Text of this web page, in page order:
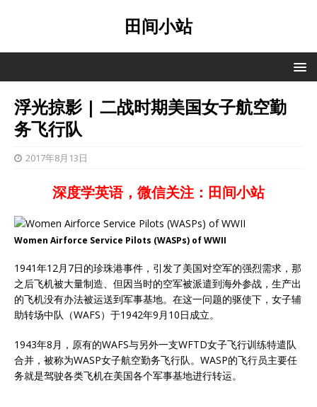
田间小站
浮光掠影 | 二战时期美国女子航空勤
务飞行队
2017年8月13日
深度学英语，微信关注：田间小站
Women Airforce Service Pilots (WASPs) of WWII
1941年12月7日的珍珠港事件，引发了美国对空军的强烈需求，那
之后飞机被大量制造、但因当时的空军被派遣到海外参战，生产出
的飞机没有办法被运送到军事基地。在这一问题的驱使下，女子辅
助转场中队（WAFS）于1942年9月10日成立。
1943年8月，原有的WAFS与另外一支WFTD女子飞行训练特遣队
合并，被称为WASP女子航空勤务飞行队。WASP的飞行员主要任
务就是驾驶各类飞机在美国各个军事基地进行转运。